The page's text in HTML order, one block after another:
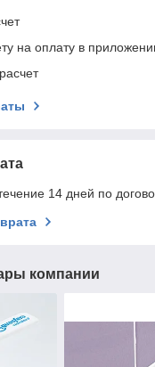
на оплату в
14 дней по
компании